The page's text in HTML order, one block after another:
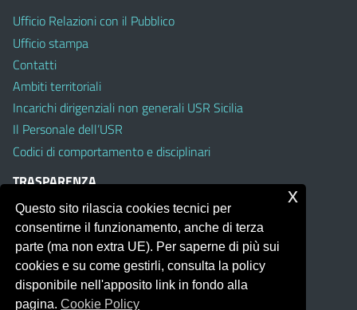
Ufficio Relazioni con il Pubblico
Ufficio stampa
Contatti
Ambiti territoriali
Incarichi dirigenziali non generali USR Sicilia
Il Personale dell’USR
Codici di comportamento e disciplinari
TRASPARENZA
Albo on line
Amministrazione Trasparente
Pubblici proclami
PTPCT per le Istituzioni scolastiche della Sicilia
Whistleblowing
Questo sito rilascia cookies tecnici per
consentirne il funzionamento, anche di terza
parte (ma non extra UE). Per saperne di più sui
cookies e su come gestirli, consulta la policy
disponibile nell'apposito link in fondo alla
pagina.Cookie Policy
x